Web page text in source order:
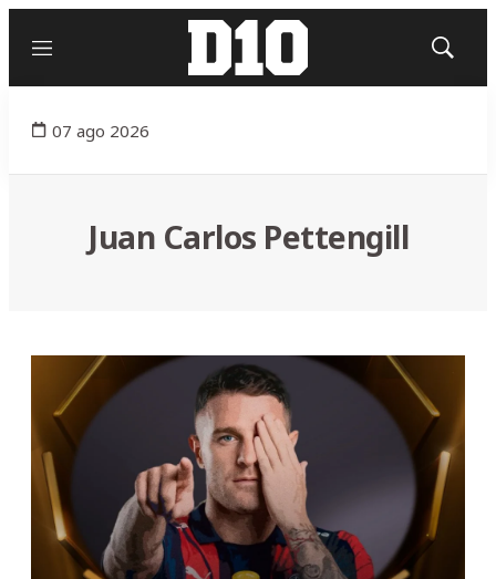
Menú
Mostrar
07 ago 2026
Juan Carlos Pettengill